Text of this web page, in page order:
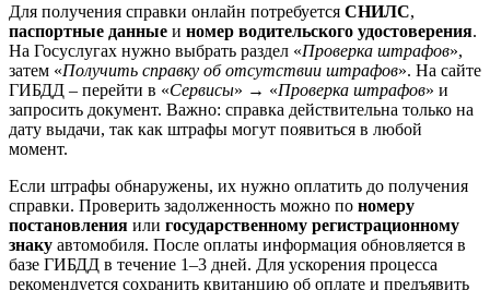
Для получения справки онлайн потребуется СНИЛС,
паспортные данные и номер водительского удостоверения.
На Госуслугах нужно выбрать раздел «Проверка штрафов»,
затем «Получить справку об отсутствии штрафов». На сайте
ГИБДД – перейти в «Сервисы» → «Проверка штрафов» и
запросить документ. Важно: справка действительна только на
дату выдачи, так как штрафы могут появиться в любой
момент.
Если штрафы обнаружены, их нужно оплатить до получения
справки. Проверить задолженность можно по номеру
постановления или государственному регистрационному
знаку автомобиля. После оплаты информация обновляется в
базе ГИБДД в течение 1–3 дней. Для ускорения процесса
рекомендуется сохранить квитанцию об оплате и предъявить